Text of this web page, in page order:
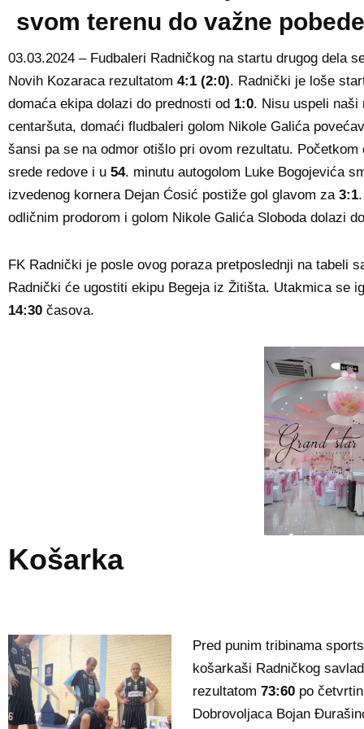
svom terenu do važne pobede
03.03.2024 – Fudbaleri Radničkog na startu drugog dela
Novih Kozaraca rezultatom 4:1 (2:0). Radnički je loše
domaća ekipa dolazi do prednosti od 1:0. Nisu uspeli
centaršuta, domaći fludbaleri golom Nikole Galića
šansi pa se na odmor otišlo pri ovom rezultatu.
srede redove i u 54. minutu autogolom Luke Bogojevića
izvedenog kornera Dejan Ćosić postiže gol glavom za 3:1
odličnim prodorom i golom Nikole Galića Sloboda dolazi
FK Radnički je posle ovog poraza pretposlednji na tabeli
Radnički će ugostiti ekipu Begeja iz Žitišta. Utakmica se
14:30 časova.
Košarka
Pred punim tribinama
košarkaši Radničkog
rezultatom 73:60po
Dobrovoljaca Bojan